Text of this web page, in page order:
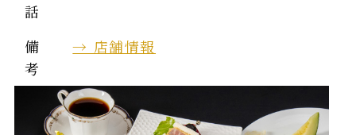
話
備
考
→ 店舗情報